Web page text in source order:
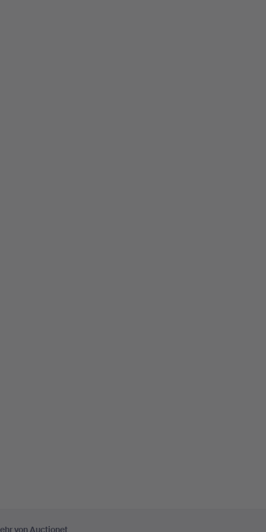
von Auctionet